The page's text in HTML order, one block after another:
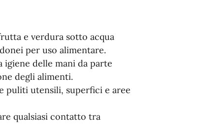
e verdura sotto acqua
per uso alimentare.
igiene delle mani da parte
degli alimenti.
puliti utensili, superfici e aree
qualsiasi contatto tra